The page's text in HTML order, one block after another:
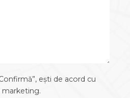
ești de acord cu
marketing.